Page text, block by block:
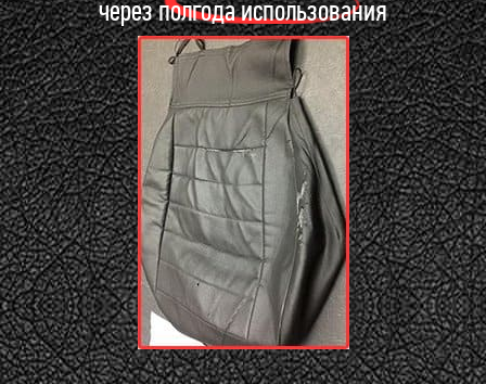
через полгода использования